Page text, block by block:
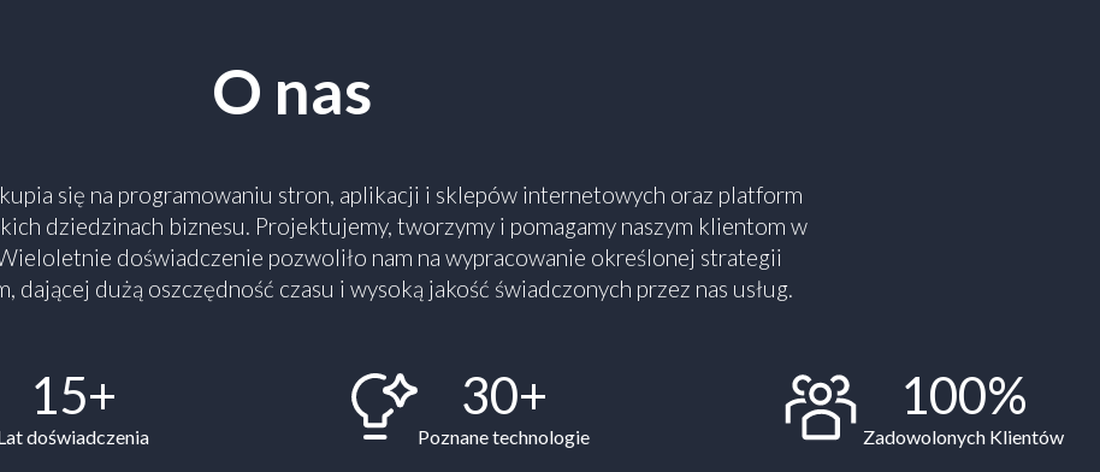
O nas
się na programowaniu stron, aplikacji i sklepów internetowych oraz platform
dziedzinach biznesu. Projektujemy, tworzymy i pomagamy naszym klientom w
doświadczenie pozwoliło nam na wypracowanie określonej strategii
dającej dużą oszczędność czasu i wysoką jakość świadczonych przez nas usług.
15+
doświadczenia
30+
Poznane technologie
100%
Zadowolonych Klientów